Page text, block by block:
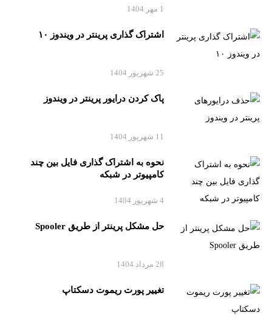
1 مهر 1404
اشتراک گذاری پرینتر در ویندوز ۱۰
25 شهریور 1404
پاک کردن درایور پرینتر در ویندوز
11 شهریور 1404
نحوه به اشتراک گذاری فایل بین چند
کامپیوتر در شبکه
4 شهریور 1404
حل مشکل پرینتر از طریق Spooler
28 مرداد 1404
تغییر پورت ریموت دسکتاپ